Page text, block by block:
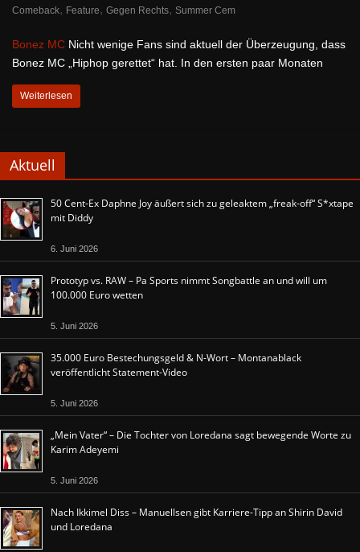
Comeback, Feature, Gegen Rechts, Summer Cem
Bonez MC Nicht wenige Fans sind aktuell der Überzeugung, dass
Bonez MC „Hiphop gerettet“ hat. In den ersten paar Monaten
Weiterlesen
Aktuell
50 Cent-Ex Daphne Joy äußert sich zu geleaktem „freak-off“ S*xtape
mit Diddy
6. Juni 2026
Prototyp vs. RAW – Pa Sports nimmt Songbattle an und will um
100.000 Euro wetten
5. Juni 2026
35.000 Euro Bestechungsgeld & N-Wort – Montanablack
veröffentlicht Statement-Video
5. Juni 2026
„Mein Vater“ – Die Tochter von Loredana sagt bewegende Worte zu
Karim Adeyemi
5. Juni 2026
Nach Ikkimel Diss – Manuellsen gibt Karriere-Tipp an Shirin David
und Loredana